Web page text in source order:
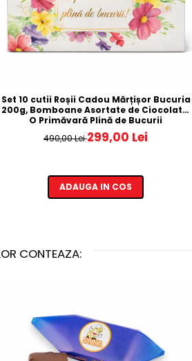
Set 10 cutii Roșii Cadou Mărțișor Bucuria
200g, Bomboane Asortate de Ciocolată,
O Primăvară Plină de Bucurii
490,00 Lei299,00 Lei
ADAUGA IN COS
CONTEAZA: